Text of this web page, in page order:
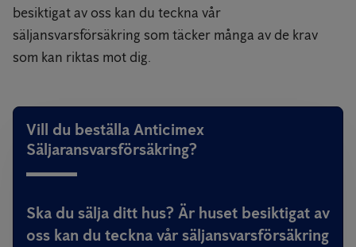
besiktigat av oss kan du teckna vår
säljansvarsförsäkring som täcker många av de krav
som kan riktas mot dig.
Vill du beställa Anticimex
Säljaransvarsförsäkring?
Ska du sälja ditt hus? Är huset besiktigat av
oss kan du teckna vår säljansvarsförsäkring